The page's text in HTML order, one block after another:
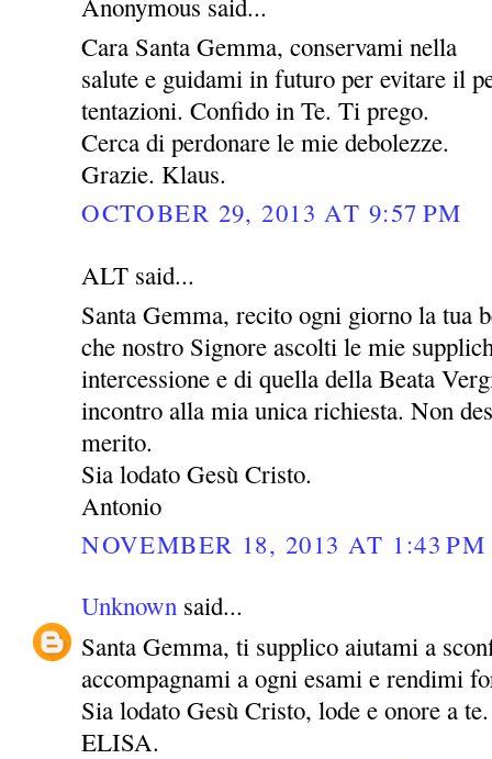
Cara Santa Gemma, conservami nella
salute e guidami in futuro per evitare il
tentazioni. Confido in Te. Ti prego.
Cerca di perdonare le mie debolezze.
Grazie. Klaus.
OCTOBER 29, 2013 AT 9:57 PM
ALT said...
Santa Gemma, recito ogni giorno la tua
che nostro Signore ascolti le mie
intercessione e di quella della Beata
incontro alla mia unica richiesta. Non
merito.
Sia lodato Gesù Cristo.
Antonio
NOVEMBER 18, 2013 AT 1:43 PM
Unknown said...
Santa Gemma, ti supplico aiutami a
accompagnami a ogni esami e rendimi
Sia lodato Gesù Cristo, lode e onore a te.
ELISA.